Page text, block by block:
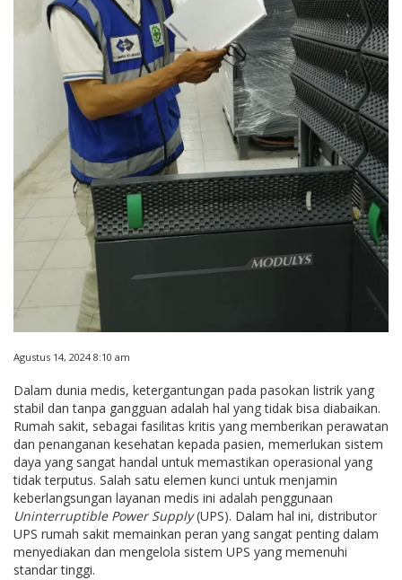
Agustus 14, 2024 8:10 am
Dalam dunia medis, ketergantungan pada pasokan listrik yang
stabil dan tanpa gangguan adalah hal yang tidak bisa diabaikan.
Rumah sakit, sebagai fasilitas kritis yang memberikan perawatan
dan penanganan kesehatan kepada pasien, memerlukan sistem
daya yang sangat handal untuk memastikan operasional yang
tidak terputus. Salah satu elemen kunci untuk menjamin
keberlangsungan layanan medis ini adalah penggunaan
Uninterruptible Power Supply(UPS). Dalam hal ini, distributor
UPS rumah sakit memainkan peran yang sangat penting dalam
menyediakan dan mengelola sistem UPS yang memenuhi
standar tinggi.